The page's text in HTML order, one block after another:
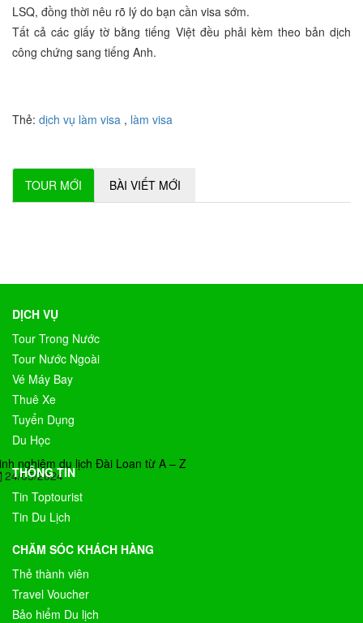
LSQ, đồng thời nêu rõ lý do bạn cần visa sớm.
Tất cả các giấy tờ bằng tiếng Việt đều phải kèm theo bản dịch
công chứng sang tiếng Anh.
Thẻ: dịch vụ làm visa , làm visa
TOUR MỚI BÀI VIẾT MỚI
nghiệm du lịch Đài Loan từ A – Z
24/05/2024
DỊCH VỤ
Tour Trong Nước
Tour Nước Ngoài
Vé Máy Bay
Thuê Xe
Tuyển Dụng
Du Học
THÔNG TIN
Tin Toptourist
Tin Du Lịch
CHĂM SÓC KHÁCH HÀNG
Thẻ thành viên
Travel Voucher
Bảo hiểm Du lịch